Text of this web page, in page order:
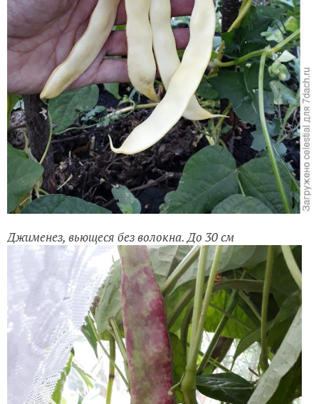
Джименез, вьющеся без волокна. До 30 см